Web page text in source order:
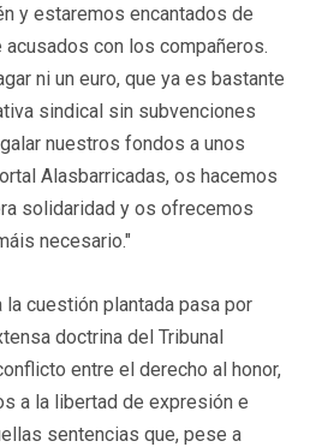
y estaremos encantados de
con los compañeros.
ni un euro, que ya es bastante
sindical sin subvenciones
nuestros fondos a unos
Alasbarricadas, os hacemos
solidaridad y os ofrecemos
necesario."
la cuestión plantada pasa por
doctrina del Tribunal
entre el derecho al honor,
a la libertad de expresión e
sentencias que, pese a